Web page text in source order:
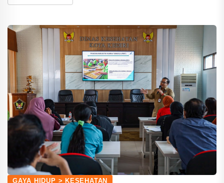
GAYA HIDUP > KESEHATAN